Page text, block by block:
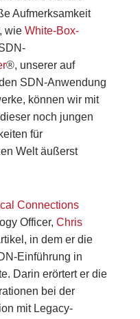
Aufmerksamkeit
wieWhite-Box-
®, unserer auf
SDN-Anwendung
können wir mit
noch jungen
für
Welt äußerst
Connections
Officer,Chris
in dem er die
Einführung in
Darin erörtert er die
bei der
mit Legacy-